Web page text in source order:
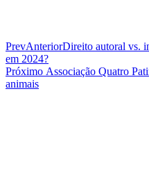
PrevAnteriorDireito autoral vs.
em 2024?
Próximo Associação Quatro
animais